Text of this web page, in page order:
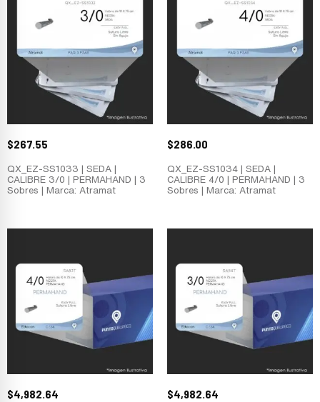
$267.55
QX_EZ-SS1033 | SEDA |
CALIBRE 3/0 | PERMAHAND | 3
Sobres | Marca: Atramat
$286.00
QX_EZ-SS1034 | SEDA |
CALIBRE 4/0 | PERMAHAND | 3
Sobres | Marca: Atramat
$4,982.64 $4,982.64